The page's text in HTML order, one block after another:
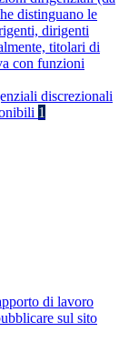
distinguano le
dirigenti
titolari di
con funzioni
discrezionali
1
di lavoro
sul sito